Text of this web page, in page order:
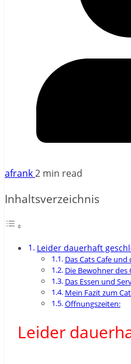
afrank2 min read
Inhaltsverzeichnis
Leider dauerhaft
Das Cats Cafe und
Die Bewohner des
Das Essen und
Mein Fazit zum
Öffnungszeiten:
Leider